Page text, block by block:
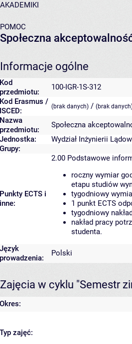
AKADEMIKI
POMOC
Społeczna
Informacje ogólne
Kod
przedmiotu:
100-IGR-1S-312
Kod Erasmus /
ISCED:
(brak danych) / (brak
Nazwa
przedmiotu:
Społeczna
Jednostka:
Wydział Inżynierii
Grupy:
Punkty ECTS i
inne:
2.00 Podstawowe
roczny wymiar
etapu studiów
tygodniowy
1 punkt ECTS
tygodniowy
nakład pracy
studenta.
Język
prowadzenia:
Polski
Zajęcia w cyklu "Semestr
Okres:
Typ zajęć: